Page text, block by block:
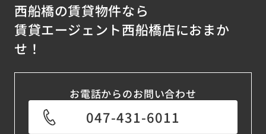
西船橋の賃貸物件なら
賃貸エージェント西船橋店におまか
せ！
お電話からのお問い合わせ
047-431-6011